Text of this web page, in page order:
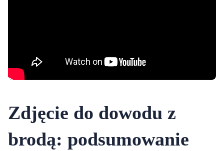
Zdjęcie do dowodu z
brodą: podsumowanie